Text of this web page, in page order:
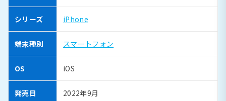
シリーズ iPhone
端末種別 スマートフォン
OS iOS
発売日 2022年9月